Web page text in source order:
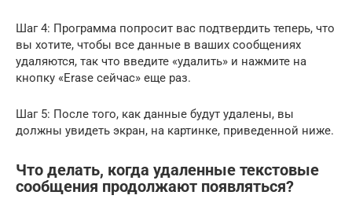
Шаг 4: Программа попросит вас подтвердить теперь, что
вы хотите, чтобы все данные в ваших сообщениях
удаляются, так что введите «удалить» и нажмите на
кнопку «Erase сейчас» еще раз.
Шаг 5: После того, как данные будут удалены, вы
должны увидеть экран, на картинке, приведенной ниже.
Что делать, когда удаленные текстовые
сообщения продолжают появляться?